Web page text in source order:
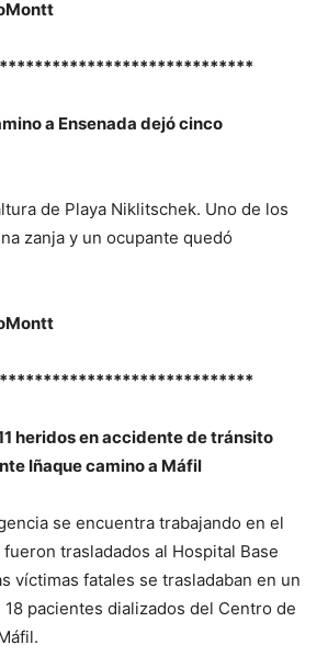
a Ensenada dejó cinco
de Playa Niklitschek. Uno de los
zanja y un ocupante quedó
heridos en accidente de tránsito
Iñaque camino a Máfil
se encuentra trabajando en el
trasladados al Hospital Base
víctimas fatales se trasladaban en un
pacientes dializados del Centro de